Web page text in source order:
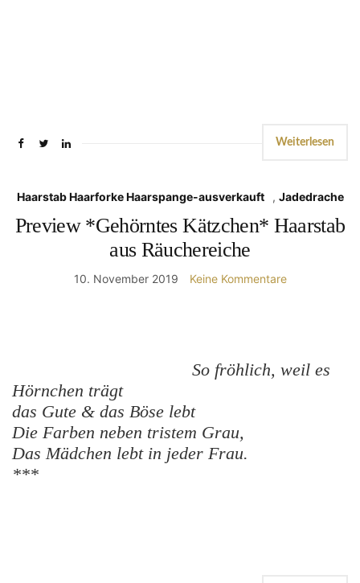
Weiterlesen
Haarstab Haarforke Haarspange-ausverkauft , Jadedrache
Preview *Gehörntes Kätzchen* Haarstab
aus Räuchereiche
10. November 2019 Keine Kommentare
So fröhlich, weil es
Hörnchen trägt
das Gute & das Böse lebt
Die Farben neben tristem Grau,
Das Mädchen lebt in jeder Frau.
***